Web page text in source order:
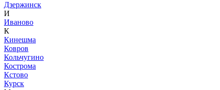
Дзержинск
И
Иваново
К
Кинешма
Ковров
Кольчугино
Кострома
Кстово
Курск